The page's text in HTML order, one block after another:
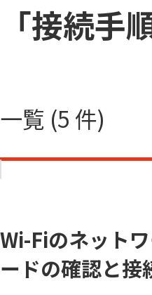
「接続手
一覧 (5 件)
Wi-Fiのネット
ードの確認と接